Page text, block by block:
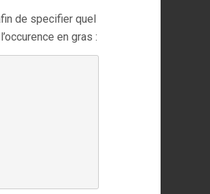
de specifier quel
en gras :